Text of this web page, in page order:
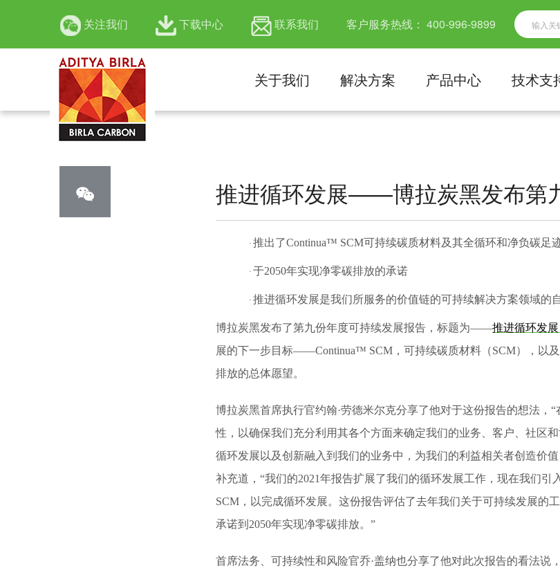
关注我们 下载中心 联系我们 客户服务热线： 400-996-9899
关于我们 解决方案 产品中心 技术支
 推进循环发展——博拉炭黑发布第
· 推出了Continua™ SCM可持续碳质材料及其全循环和净负碳足
· 于2050年实现净零碳排放的承诺
· 推进循环发展是我们所服务的价值链的可持续解决方案领域的
博拉炭黑发布了第九份年度可持续发展报告，标题为——推进循环发展
展的下一步目标——Continua™ SCM，可持续碳质材料（SCM），以
排放的总体愿望。
博拉炭黑首席执行官约翰·劳德米尔克分享了他对于这份报告的想法，
性，以确保我们充分利用其各个方面来确定我们的业务、客户、社区
循环发展以及创新融入到我们的业务中，为我们的利益相关者创造价
补充道，“我们的2021年报告扩展了我们的循环发展工作，现在我们
SCM，以完成循环发展。这份报告评估了去年我们关于可持续发展的
承诺到2050年实现净零碳排放。”
首席法务、可持续性和风险官乔·盖纳也分享了他对此次报告的看法说